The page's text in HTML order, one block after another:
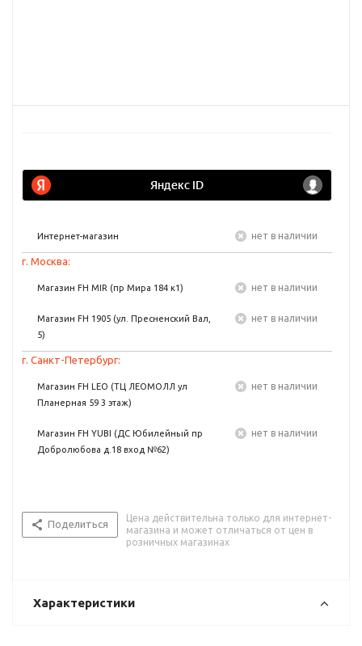
Интернет-магазин Нет в наличии
г. Москва:
Магазин FH MIR (пр Мира 184 к1) Нет в наличии
Магазин FH 1905 (ул. Пресненский Вал,
5)
Нет в наличии
г. Санкт-Петербург:
Магазин FH LEO (ТЦ ЛЕОМОЛЛ ул
Планерная 59 3 этаж)
Нет в наличии
Магазин FH YUBI (ДС Юбилейный пр
Добролюбова д.18 вход №62)
Нет в наличии
Поделиться
Цена действительна только для интернет-
магазина и может отличаться от цен в
розничных магазинах
Характеристики